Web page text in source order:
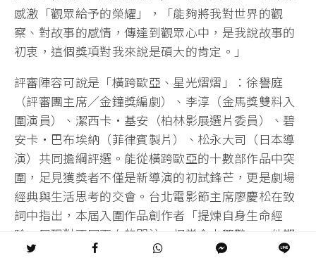
感激「觀眾給予的榮耀」，「能夠將我對世界的觀
察、對故事的感情，傳達到觀眾心中，是我說故事的
初衷，這個獎項對我來說是碩大的肯定。」
評審陣容可說是「橫跨歐亞、星光熠熠」：徐譽庭
（評審團主席／金鐘獎編劇）、李淳（金馬獎雙料入
圍演員）、潔西卡・基安（柏林影展選片委員）、碧
安卡・巴布埃納（菲律賓製片）、松永大司（日本導
演）共同擔綱評選。能從橫跨歐亞的十數部作品中突
圍，足見獲獎者不僅是新導演的初試鋒芒，更是劇場
經典與生活思考的交會。台北電影節主席廖慶松在致
詞中指出，本屆入圍作品創作者「提煉自身生命經
驗，展現對不同面向的關注，相當令人驚艷」，他期
待台北電影節能成為「能量匯聚與交流的場合」，讓